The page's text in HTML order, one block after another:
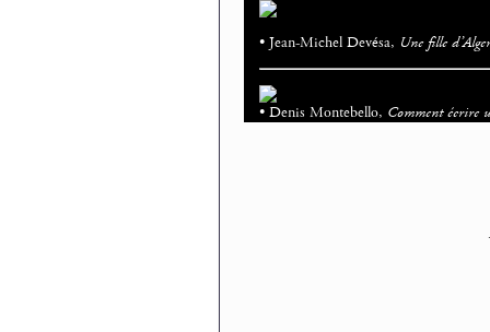
• Jean-Michel Devésa, Une fille d’Alger
• Denis Montebello, Comment